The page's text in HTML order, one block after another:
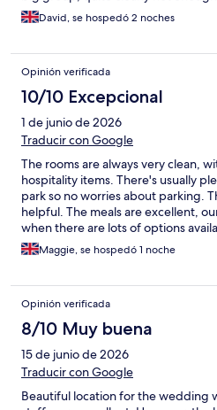
David, se hospedó 2 noches
Opinión verificada
10/10 Excepcional
1 de junio de 2026
Traducir con Google
The rooms are always very clean,
hospitality items. There's usually
park so no worries about parking.
helpful. The meals are excellent,
when there are lots of options
booked our next stay!
Maggie, se hospedó 1 noche
Opinión verificada
8/10 Muy buena
15 de junio de 2026
Traducir con Google
Beautiful location for the wedding